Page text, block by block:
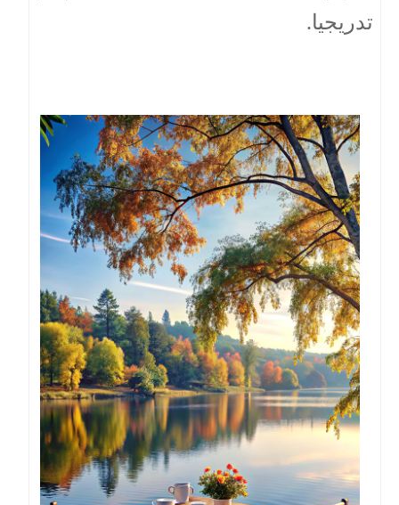
تدريجيا.